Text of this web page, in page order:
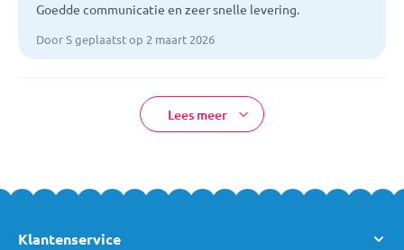
Goedde communicatie en zeer snelle levering.
Door S geplaatst op 2 maart 2026
Lees meer
Klantenservice